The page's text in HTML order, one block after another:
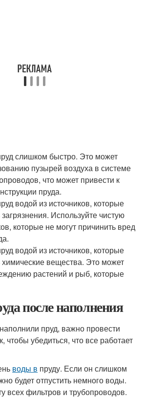
слишком быстро. Это может
пузырей воздуха в системе
что может привести к
пруда.
водой из источников, которые
Используйте чистую
которые не могут причинить вред
водой из источников, которые
химические вещества. Это может
растений и рыб, которые
после наполнения
пруд, важно провести
чтобы убедиться, что все работает
воды в пруду. Если он слишком
будет отпустить немного воды.
всех фильтров и трубопроводов.